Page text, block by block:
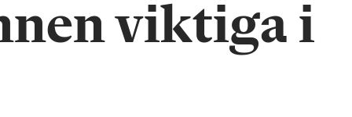
viktiga i